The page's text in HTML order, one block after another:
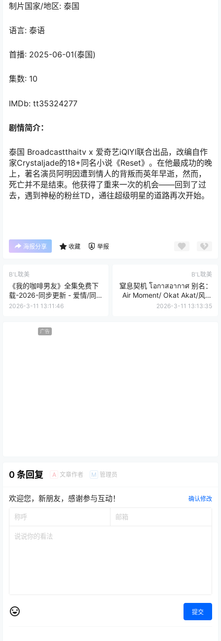
制片国家/地区: 泰国
语言: 泰语
首播: 2025-06-01(泰国)
集数: 10
IMDb: tt35324277
剧情简介：
泰国 Broadcastthaitv x 爱奇艺iQIYI联合出品，改编自作
家Crystaljade的18+同名小说《Reset》。在他最成功的晚
上，著名演员阿明因遭到情人的背叛而英年早逝，然而，
死亡并不是结束。他获得了重来一次的机会——回到了过
去，遇到神秘的粉丝TD，通往超级明星的道路再次开始。
海报分享 收藏 举报
B'L耽美
《我的咖啡男友》全集免费下
载-2026-同步更新 - 爱情/同
性 - [JP][夸克网盘/百度网盘]
2026-3-11 13:11:46
B'L耽美
窒息契机 โอกาสอากาศ 别名：
Air Moment/ Okat Akat/风控
时分 (2025)-同性-[夸克网盘/
2026-3-11 13:13:35
广告
0 条回复 A 文章作者 M 管理员
欢迎您，新朋友，感谢参与互动！ 确认修改
提交